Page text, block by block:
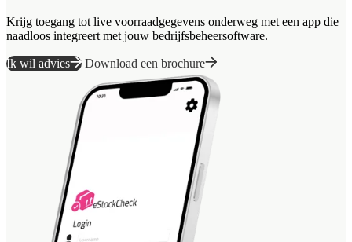
Krijg toegang tot live voorraadgegevens onderweg met een app die
naadloos integreert met jouw bedrijfsbeheersoftware.
Ik wil advies Download een brochure